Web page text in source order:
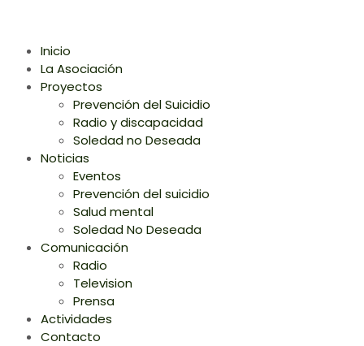
Inicio
La Asociación
Proyectos
Prevención del Suicidio
Radio y discapacidad
Soledad no Deseada
Noticias
Eventos
Prevención del suicidio
Salud mental
Soledad No Deseada
Comunicación
Radio
Television
Prensa
Actividades
Contacto